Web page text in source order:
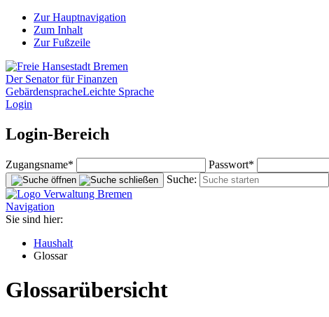
Zur Hauptnavigation
Zum Inhalt
Zur Fußzeile
Der Senator für Finanzen
GebärdenspracheLeichte Sprache
Login
Login-Bereich
Zugangsname* Passwort*
Suche:
Navigation
Sie sind hier:
Haushalt
Glossar
Glossarübersicht